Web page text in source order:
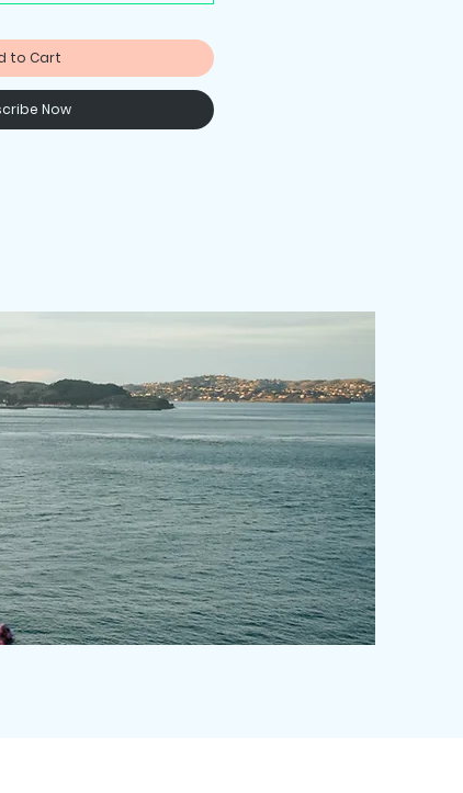
to Cart
Now